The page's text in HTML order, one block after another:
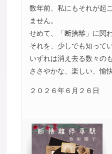
数年前、私にもそれが起
ません。
せめて、「断捨離」に関
それを、少しでも知って
いずれは消え去る数々の
ささやかな、楽しい、愉
２０２６年６月２６日